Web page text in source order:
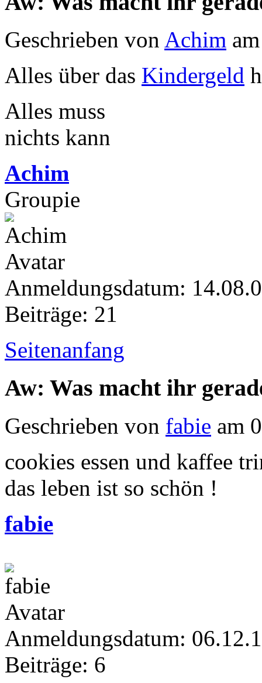
Geschrieben von Achim
Alles über das Kindergeld
Alles muss
nichts kann
Achim
Groupie
Anmeldungsdatum:
Beiträge: 21
Seitenanfang
Aw: Was macht ihr
Geschrieben von fabie am
cookies essen und kaffee
das leben ist so schön !
fabie
Anmeldungsdatum:
Beiträge: 6